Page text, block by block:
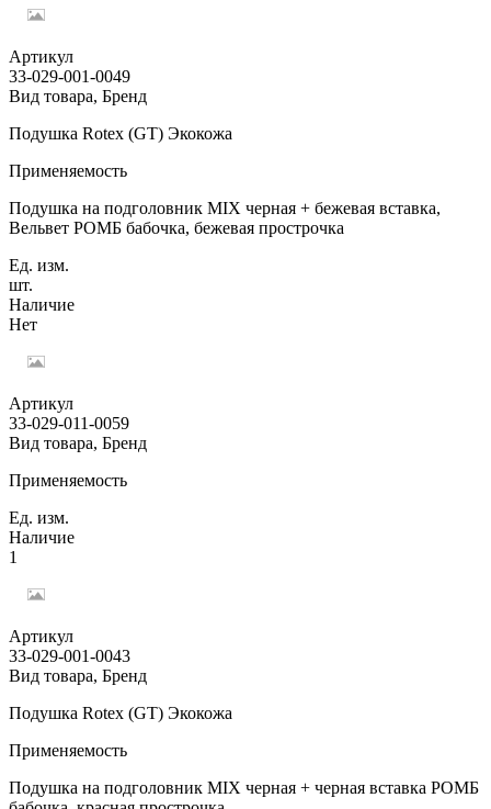
Артикул
33-029-001-0049
Вид товара, Бренд
Подушка Rotex (GT) Экокожа
Применяемость
Подушка на подголовник MIX черная + бежевая вставка,
Вельвет РОМБ бабочка, бежевая прострочка
Ед. изм.
шт.
Наличие
Нет
Артикул
33-029-011-0059
Вид товара, Бренд
Применяемость
Ед. изм.
Наличие
1
Артикул
33-029-001-0043
Вид товара, Бренд
Подушка Rotex (GT) Экокожа
Применяемость
Подушка на подголовник MIX черная + черная вставка РОМБ